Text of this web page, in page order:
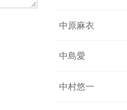
中原麻衣
中島愛
中村悠一